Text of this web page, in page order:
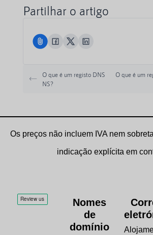
Partilhar o artigo
O que é um registo DNS
NS?
O que é um
Os preços não incluem IVA nem
indicação explícita em
Nomes
de
domínio